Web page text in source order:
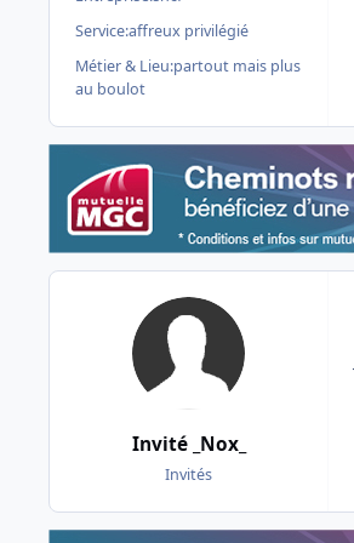
Service:affreux privilégié
Métier & Lieu:partout mais plus
au boulot
Invité _Nox_
Invités